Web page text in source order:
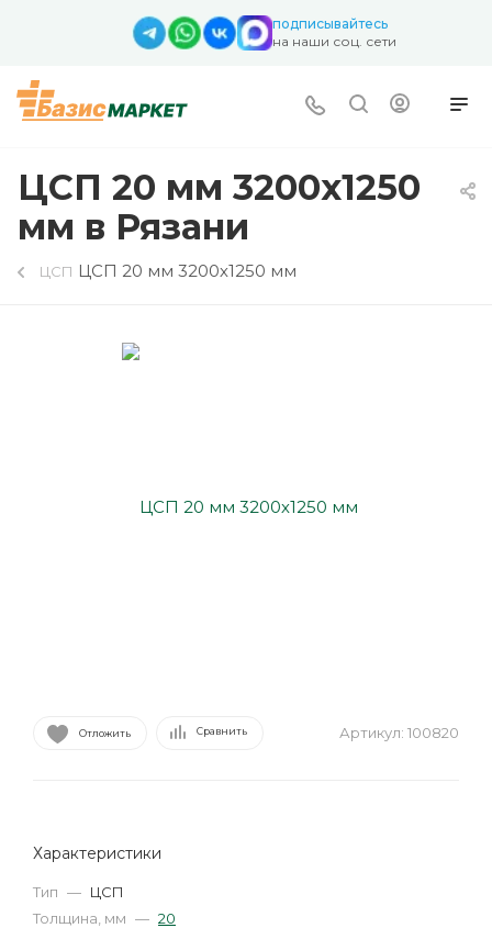
подписывайтесь
на наши соц. сети
ЦСП 20 мм 3200х1250
мм в Рязани
ЦСП ЦСП 20 мм 3200х1250 мм
Отложить Сравнить Артикул: 100820
Характеристики
Тип — ЦСП
Толщина, мм — 20